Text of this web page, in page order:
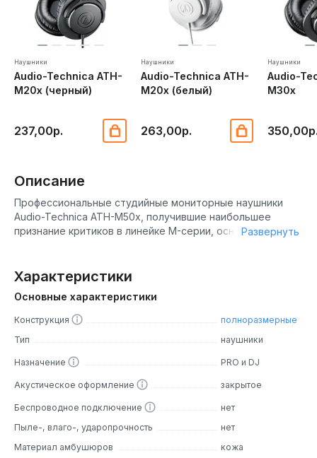
Наушники
Audio-Technica ATH-
M20x (черный)
237,00р.
Наушники
Audio-Technica ATH-
M20x (белый)
263,00р.
Наушники
Audio-
M30x
Описание
Профессиональные студийные мониторные наушники
Audio-Technica ATH-M50x, получившие наибольшее
признание критиков в линейке M-серии, оснащены 45-мм
Плюшевыми звукоизолирующими подушечками и
накладными наушниками.
возможности для тех, кто ищет наушники студийного
качества по доступной цене. ATH-M50x обеспечивают
наушники закрытого типа идеальными для длительных
сеансов в студии звукозаписи и в дороге.
Удобство
Амбушюры и оголовье Audio-Technica ATH-M50x,
обеспечивают максимальную прочность и комфорт.
Развернуть
Характеристики
Основные характеристики
Конструкция
полноразмерные
Тип
наушники
Назначение PRO и DJ
Акустическое оформление закрытое
Беспроводное подключение
нет
Пыле-, влаго-, ударопрочность
нет
Материал амбушюров
кожа